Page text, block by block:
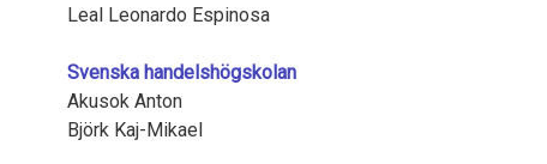
Leal Leonardo Espinosa
Svenska handelshögskolan
Akusok Anton
Björk Kaj-Mikael